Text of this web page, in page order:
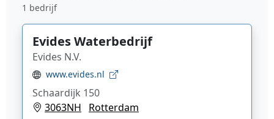
1 bedrijf
Evides Waterbedrijf
Evides N.V.
www.evides.nl
Schaardijk 150
3063NH
Rotterdam